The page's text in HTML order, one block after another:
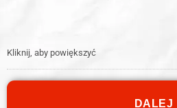
Kliknij, aby powiększyć